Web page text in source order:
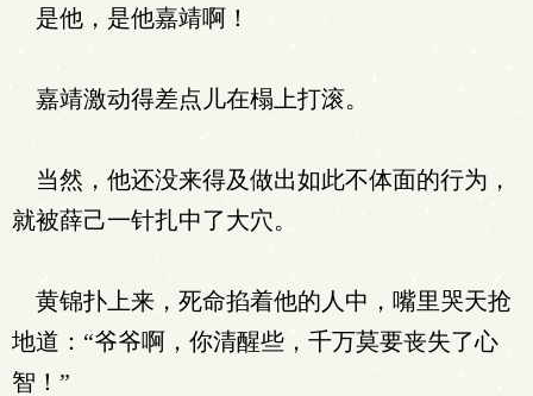
是他，是他嘉靖啊！
嘉靖激动得差点儿在榻上打滚。
当然，他还没来得及做出如此不体面的行为，
就被薛己一针扎中了大穴。
黄锦扑上来，死命掐着他的人中，嘴里哭天抢
地道：“爷爷啊，你清醒些，千万莫要丧失了心
智！”